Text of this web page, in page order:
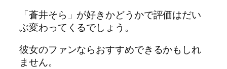
「蒼井そら」が好きかどうかで評価はだい
ぶ変わってくるでしょう。
彼女のファンならおすすめできるかもしれ
ません。